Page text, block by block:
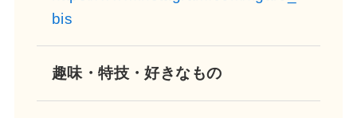
bis
趣味・特技・好きなもの